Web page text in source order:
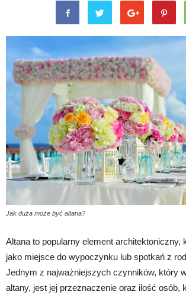
Jak duża może być altana?
Altana to popularny element architektoniczny,
jako miejsce do wypoczynku lub spotkań z
Jednym z najważniejszych czynników, który
altany, jest jej przeznaczenie oraz ilość osób,